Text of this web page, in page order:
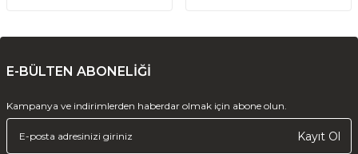
E-BÜLTEN ABONELİĞİ
Kampanya ve indirimlerden haberdar olmak için abone olun.
Kayıt Ol